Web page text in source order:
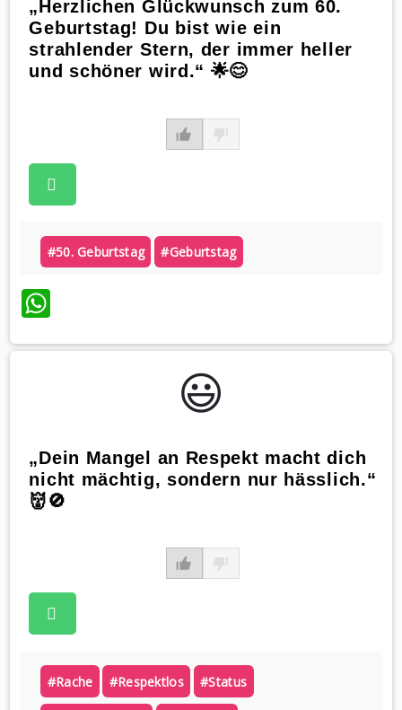
„Herzlichen Glückwunsch zum 60.
Geburtstag! Du bist wie ein
strahlender Stern, der immer heller
und schöner wird.“ 🌟😊
#50. Geburtstag #geburtstag
WhatsApp
😃️
„Dein Mangel an Respekt macht dich
nicht mächtig, sondern nur hässlich.“
👹🚫
#rache #respektlos #status